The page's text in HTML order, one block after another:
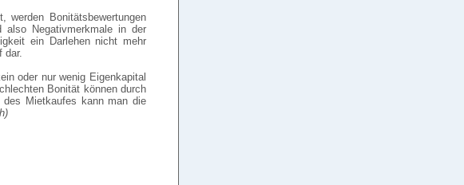
Bonitätsbewertungen
Negativmerkmale in der
ein Darlehen nicht mehr
dar.
oder nur wenig Eigenkapital
Bonität können durch
des Mietkaufes kann man die